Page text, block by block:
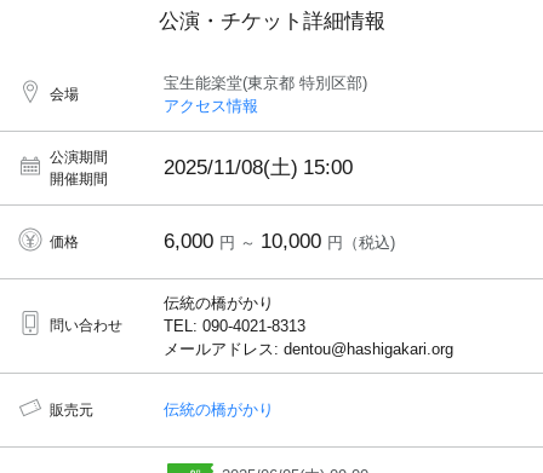
公演・チケット詳細情報
会場
宝生能楽堂(東京都 特別区部)
アクセス情報
公演期間
開催期間
2025/11/08(土) 15:00
価格 6,000 円 ～ 10,000 円（税込)
問い合わせ
伝統の橋がかり
TEL: 090-4021-8313
メールアドレス: dentou@hashigakari.org
販売元 伝統の橋がかり